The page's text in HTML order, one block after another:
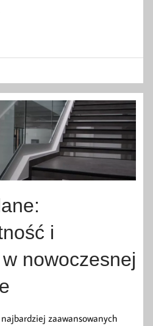
i
nowoczesnej
zaawansowanych